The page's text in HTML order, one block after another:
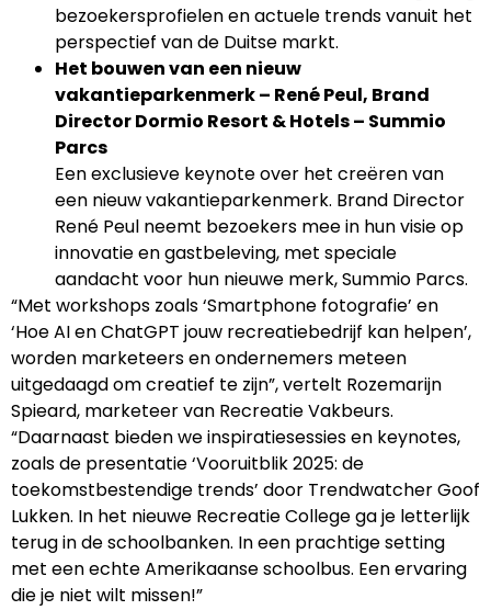
bezoekersprofielen en actuele trends vanuit het
perspectief van de Duitse markt.
Het bouwen van een nieuw
vakantieparkenmerk – René Peul, Brand
Director Dormio Resort & Hotels – Summio
Parcs
Een exclusieve keynote over het creëren van
een nieuw vakantieparkenmerk. Brand Director
René Peul neemt bezoekers mee in hun visie op
innovatie en gastbeleving, met speciale
aandacht voor hun nieuwe merk, Summio Parcs.
“Met workshops zoals ‘Smartphone fotografie’ en
‘Hoe AI en ChatGPT jouw recreatiebedrijf kan helpen’,
worden marketeers en ondernemers meteen
uitgedaagd om creatief te zijn”, vertelt Rozemarijn
Spieard, marketeer van Recreatie Vakbeurs.
“Daarnaast bieden we inspiratiesessies en keynotes,
zoals de presentatie ‘Vooruitblik 2025: de
toekomstbestendige trends’ door Trendwatcher Goof
Lukken. In het nieuwe Recreatie College ga je letterlijk
terug in de schoolbanken. In een prachtige setting
met een echte Amerikaanse schoolbus. Een ervaring
die je niet wilt missen!”